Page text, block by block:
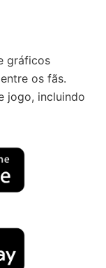
gráficos
os fãs.
jogo, incluindo